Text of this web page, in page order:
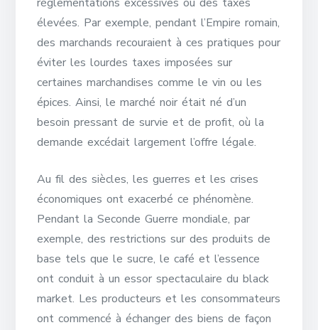
élevées. Par exemple, pendant l’Empire romain,
des marchands recouraient à ces pratiques pour
éviter les lourdes taxes imposées sur
certaines marchandises comme le vin ou les
épices. Ainsi, le marché noir était né d’un
besoin pressant de survie et de profit, où la
demande excédait largement l’offre légale.
Au fil des siècles, les guerres et les crises
économiques ont exacerbé ce phénomène.
Pendant la Seconde Guerre mondiale, par
exemple, des restrictions sur des produits de
base tels que le sucre, le café et l’essence
ont conduit à un essor spectaculaire du black
market. Les producteurs et les consommateurs
ont commencé à échanger des biens de façon